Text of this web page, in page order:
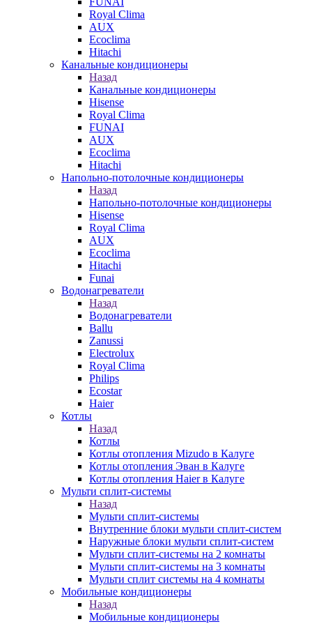
Royal Clima
AUX
Ecoclima
Hitachi
Канальные кондиционеры
Назад
Канальные кондиционеры
Hisense
Royal Clima
FUNAI
AUX
Ecoclima
Hitachi
Напольно-потолочные кондиционеры
Назад
Напольно-потолочные кондиционеры
Hisense
Royal Clima
AUX
Ecoclima
Hitachi
Funai
Водонагреватели
Назад
Водонагреватели
Ballu
Zanussi
Electrolux
Royal Clima
Philips
Ecostar
Haier
Котлы
Назад
Котлы
Котлы отопления Mizudo в Калуге
Котлы отопления Эван в Калуге
Котлы отопления Haier в Калуге
Мульти сплит-системы
Назад
Мульти сплит-системы
Внутренние блоки мульти сплит-систем
Наружные блоки мульти сплит-систем
Мульти сплит-системы на 2 комнаты
Мульти сплит-системы на 3 комнаты
Мульти сплит системы на 4 комнаты
Мобильные кондиционеры
Назад
Мобильные кондиционеры